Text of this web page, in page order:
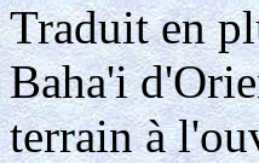
Traduit en
Baha'i
terrain à